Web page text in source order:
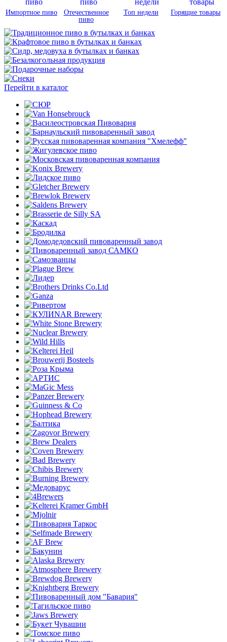
Импортное пиво
Отечественное
пиво
Топ недели Горящие товары
Перейти в каталог